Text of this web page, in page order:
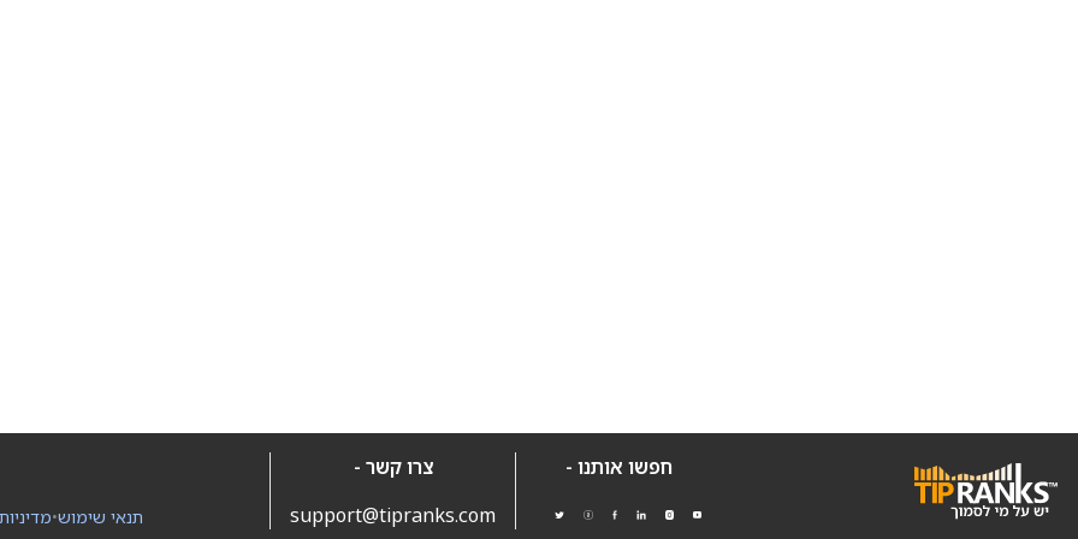
חפשו אותנו -
צרו קשר -
support@tipranks.com
•תנאי שימוש